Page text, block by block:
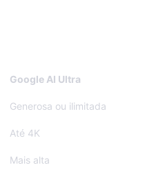
Google AI Ultra
Generosa ou ilimitada
Até 4K
Mais alta